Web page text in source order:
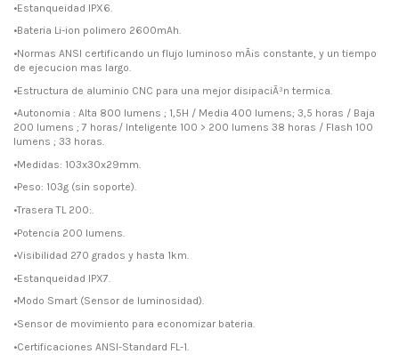
•Estanqueidad IPX6.
•Bateria Li-ion polimero 2600mAh.
•Normas ANSI certificando un flujo luminoso mÃ¡s constante, y un tiempo
de ejecucion mas largo.
•Estructura de aluminio CNC para una mejor disipaciÃ³n termica.
•Autonomia : Alta 800 lumens ; 1,5H / Media 400 lumens; 3,5 horas / Baja
200 lumens ; 7 horas/ Inteligente 100 > 200 lumens 38 horas / Flash 100
lumens ; 33 horas.
•Medidas: 103x30x29mm.
•Peso: 103g (sin soporte).
•Trasera TL 200:.
•Potencia 200 lumens.
•Visibilidad 270 grados y hasta 1km.
•Estanqueidad IPX7.
•Modo Smart (Sensor de luminosidad).
•Sensor de movimiento para economizar bateria.
•Certificaciones ANSI-Standard FL-1.